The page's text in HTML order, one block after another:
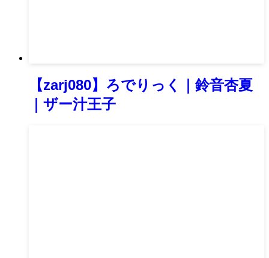
【zarj080】ろでりっく｜鈴音杏夏
｜ザー汁王子